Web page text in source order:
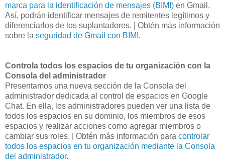
marca para la identificación de mensajes (BIMI) en Gmail.
Así, podrán identificar mensajes de remitentes legítimos y
diferenciarlos de los suplantadores. | Obtén más información
sobre la seguridad de Gmail con BIMI .
Controla todos los espacios de tu organización con la
Consola del administrador
Presentamos una nueva sección de la Consola del
administrador dedicada al control de espacios en Google
Chat. En ella, los administradores pueden ver una lista de
todos los espacios en su dominio, los miembros de esos
espacios y realizar acciones como agregar miembros o
cambiar sus roles. | Obtén más información para controlar
todos los espacios en tu organización mediante la Consola
del administrador.